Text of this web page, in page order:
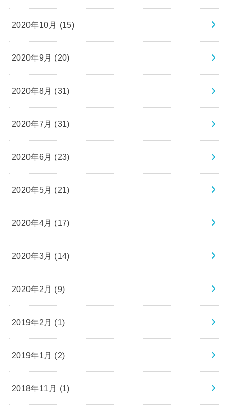
2020年10月 (15)
2020年9月 (20)
2020年8月 (31)
2020年7月 (31)
2020年6月 (23)
2020年5月 (21)
2020年4月 (17)
2020年3月 (14)
2020年2月 (9)
2019年2月 (1)
2019年1月 (2)
2018年11月 (1)